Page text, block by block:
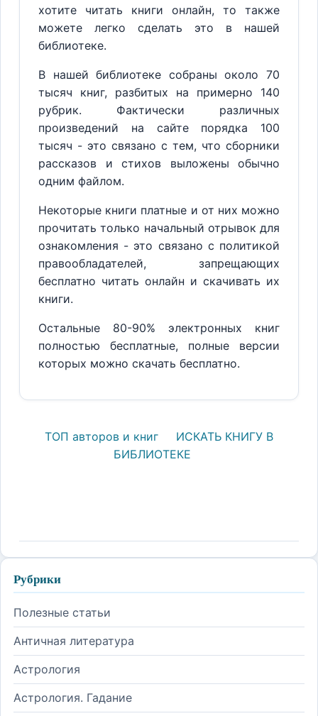
хотите читать книги онлайн, то также
можете легко сделать это в нашей
библиотеке.
В нашей библиотеке собраны около 70
тысяч книг, разбитых на примерно 140
рубрик. Фактически различных
произведений на сайте порядка 100
тысяч - это связано с тем, что сборники
рассказов и стихов выложены обычно
одним файлом.
Некоторые книги платные и от них можно
прочитать только начальный отрывок для
ознакомления - это связано с политикой
правообладателей, запрещающих
бесплатно читать онлайн и скачивать их
книги.
Остальные 80-90% электронных книг
полностью бесплатные, полные версии
которых можно скачать бесплатно.
ТОП авторов и книг
ИСКАТЬ КНИГУ В
БИБЛИОТЕКЕ
Рубрики
Полезные статьи
Античная литература
Астрология
Астрология. Гадание